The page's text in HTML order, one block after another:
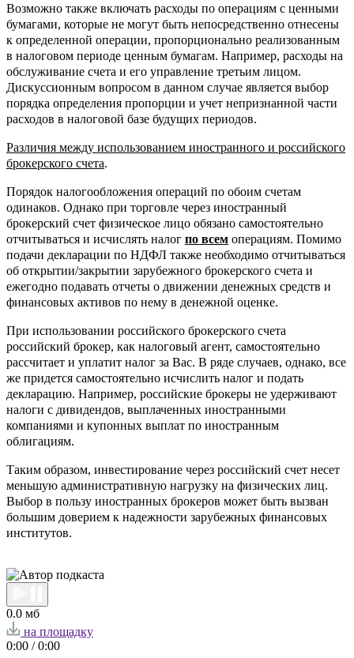
Возможно также включать расходы по операциям с ценными
бумагами, которые не могут быть непосредственно отнесены
к определенной операции, пропорционально реализованным
в налоговом периоде ценным бумагам. Например, расходы на
обслуживание счета и его управление третьим лицом.
Дискуссионным вопросом в данном случае является выбор
порядка определения пропорции и учет непризнанной части
расходов в налоговой базе будущих периодов.
Различия между использованием иностранного и российского
брокерского счета.
Порядок налогообложения операций по обоим счетам
одинаков. Однако при торговле через иностранный
брокерский счет физическое лицо обязано самостоятельно
отчитываться и исчислять налог по всем операциям. Помимо
подачи декларации по НДФЛ также необходимо отчитываться
об открытии/закрытии зарубежного брокерского счета и
ежегодно подавать отчеты о движении денежных средств и
финансовых активов по нему в денежной оценке.
При использовании российского брокерского счета
российский брокер, как налоговый агент, самостоятельно
рассчитает и уплатит налог за Вас. В ряде случаев, однако, все
же придется самостоятельно исчислить налог и подать
декларацию. Например, российские брокеры не удерживают
налоги с дивидендов, выплаченных иностранными
компаниями и купонных выплат по иностранным
облигациям.
Таким образом, инвестирование через российский счет несет
меньшую административную нагрузку на физических лиц.
Выбор в пользу иностранных брокеров может быть вызван
большим доверием к надежности зарубежных финансовых
институтов.
0.0 мб
на площадку
0:00 /0:00